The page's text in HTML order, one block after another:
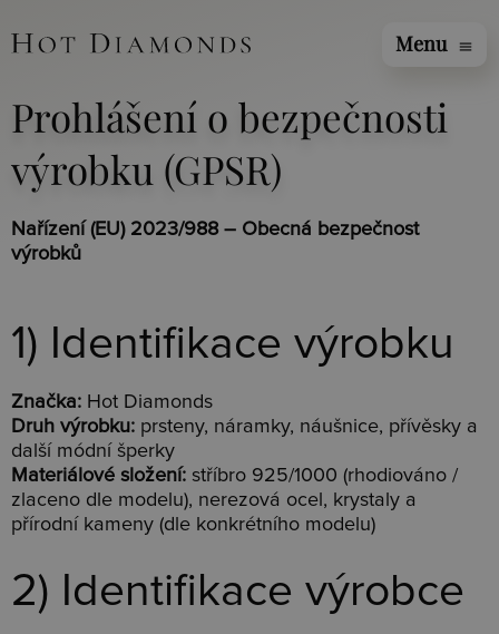
Menu menu
Prohlášení o bezpečnosti
výrobku (GPSR)
Nařízení (EU) 2023/988 – Obecná bezpečnost
výrobků
1) Identifikace výrobku
Značka: Hot Diamonds
Druh výrobku: prsteny, náramky, náušnice, přívěsky a
další módní šperky
Materiálové složení: stříbro 925/1000 (rhodiováno /
zlaceno dle modelu), nerezová ocel, krystaly a
přírodní kameny (dle konkrétního modelu)
2) Identifikace výrobce